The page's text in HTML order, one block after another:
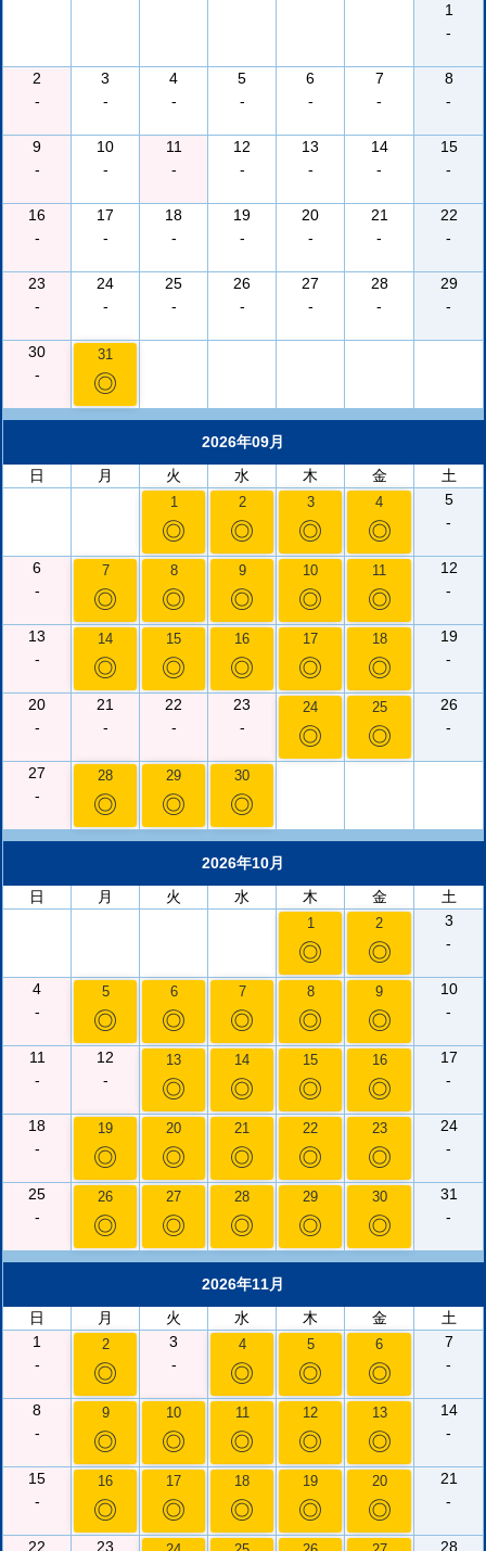
1
-
2
-
3
-
4
-
5
-
6
-
7
-
8
-
9
-
10
-
11
-
12
-
13
-
14
-
15
-
16
-
17
-
18
-
19
-
20
-
21
-
22
-
23
-
24
-
25
-
26
-
27
-
28
-
29
-
30
-
31
◎
2026年09月
日
月 火 水 木 金 土
1
◎
2
◎
3
◎
4
◎
5
-
6
-
7
◎
8
◎
9
◎
10
◎
11
◎
12
-
13
-
14
◎
15
◎
16
◎
17
◎
18
◎
19
-
20
-
21
-
22
-
23
-
24
◎
25
◎
26
-
27
-
28
◎
29
◎
30
◎
2026年10月
日
月 火 水 木 金 土
1
◎
2
◎
3
-
4
-
5
◎
6
◎
7
◎
8
◎
9
◎
10
-
11
-
12
-
13
◎
14
◎
15
◎
16
◎
17
-
18
-
19
◎
20
◎
21
◎
22
◎
23
◎
24
-
25
-
26
◎
27
◎
28
◎
29
◎
30
◎
31
-
2026年11月
日
月 火 水 木 金
土
1
-
2
◎
3
-
4
◎
5
◎
6
◎
7
-
8
-
9
◎
10
◎
11
◎
12
◎
13
◎
14
-
15
-
16
◎
17
◎
18
◎
19
◎
20
◎
21
-
22 23 28